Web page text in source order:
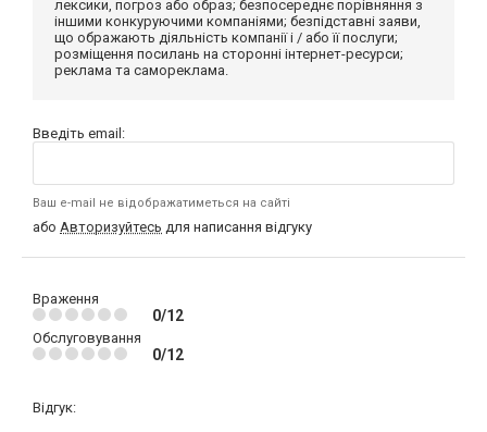
лексики, погроз або образ; безпосереднє порівняння з
іншими конкуруючими компаніями; безпідставні заяви,
що ображають діяльність компанії і / або її послуги;
розміщення посилань на сторонні інтернет-ресурси;
реклама та самореклама.
Введіть email:
Ваш e-mail не відображатиметься на сайті
або Авторизуйтесь для написання відгуку
Враження
0/12
Обслуговування
0/12
Відгук: